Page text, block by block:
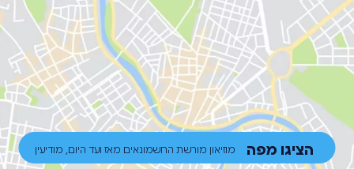
הציגו מפה מוזיאון מורשת החשמונאים מאז ועד היום, מודיעין